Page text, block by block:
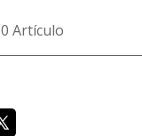
0 Artículo